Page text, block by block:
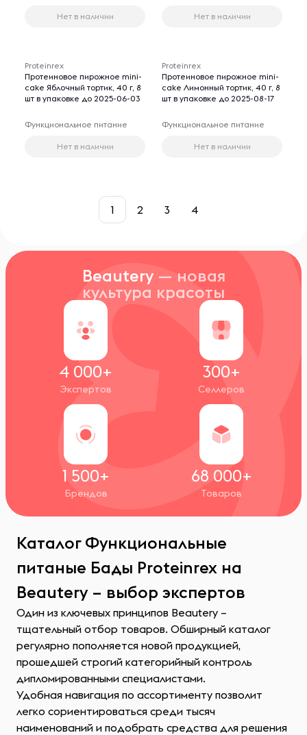
Нет в наличии Нет в наличии
Proteinrex
Протеиновое пирожное mini-
cake Яблочный тортик, 40 г, 8
шт в упаковке до 2025-06-03
Функциональное питание
Нет в наличии
Proteinrex
Протеиновое пирожное mini-
cake Лимонный тортик, 40 г, 8
шт в упаковке до 2025-08-17
Функциональное питание
Нет в наличии
1 2 3 4
Beautery — новая
культура красоты
4 000+
Экспертов
300+
Селлеров
1 500+
Брендов
68 000+
Товаров
Каталог Функциональные
питаные Бады Proteinrex на
Beautery – выбор экспертов
Один из ключевых принципов Beautery –
тщательный отбор товаров. Обширный каталог
регулярно пополняется новой продукцией,
прошедшей строгий категорийный контроль
дипломированными специалистами.
Удобная навигация по ассортименту позволит
легко сориентироваться среди тысяч
наименований и подобрать средства для решения